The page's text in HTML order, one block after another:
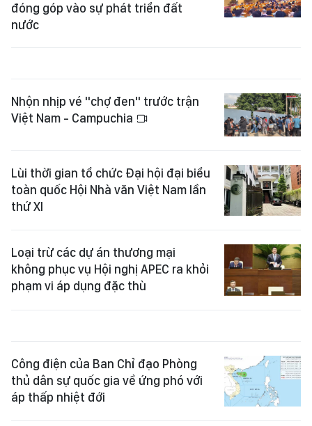
đóng góp vào sự phát triển đất
nước
Nhộn nhịp vé "chợ đen" trước trận
Việt Nam - Campuchia
Lùi thời gian tổ chức Đại hội đại biểu
toàn quốc Hội Nhà văn Việt Nam lần
thứ XI
Loại trừ các dự án thương mại
không phục vụ Hội nghị APEC ra khỏi
phạm vi áp dụng đặc thù
Công điện của Ban Chỉ đạo Phòng
thủ dân sự quốc gia về ứng phó với
áp thấp nhiệt đới